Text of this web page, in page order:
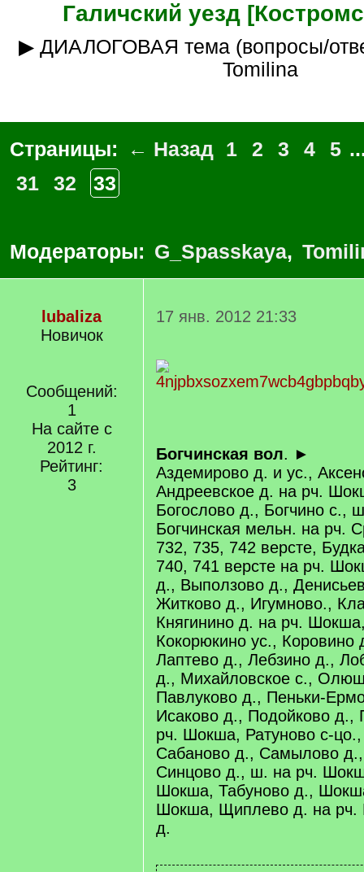
Галичский уезд
▶ ДИАЛОГОВАЯ тема (вопросы/ответы) __куратор
Tomilina
Страницы: ← Назад 1 2 3 4 5
31
32 33
Модераторы: G_Spasskaya,
lubaliza
Новичок
Сообщений:
1
На сайте с
2012 г.
Рейтинг:
3
17 янв. 2012 21:33
Богчинская вол. ►
Аздемирово д. и ус.,
Андреевское д. на рч.
Богослово д., Богчино с.,
Богчинская мельн. на рч.
732, 735, 742 версте,
740, 741 версте на рч.
д., Выползово д.,
Житково д., Игумново.,
Княгинино д. на рч.
Кокорюкино ус., Коровино
Лаптево д., Лебзино д.,
д., Михайловское с.,
Павлуково д., Пеньки-
Исаково д., Подойково д.,
рч. Шокша, Ратуново с-
Сабаново д., Самылово
Синцово д., ш. на рч.
Шокша, Табуново д.,
Шокша, Щиплево д. на рч.
д.